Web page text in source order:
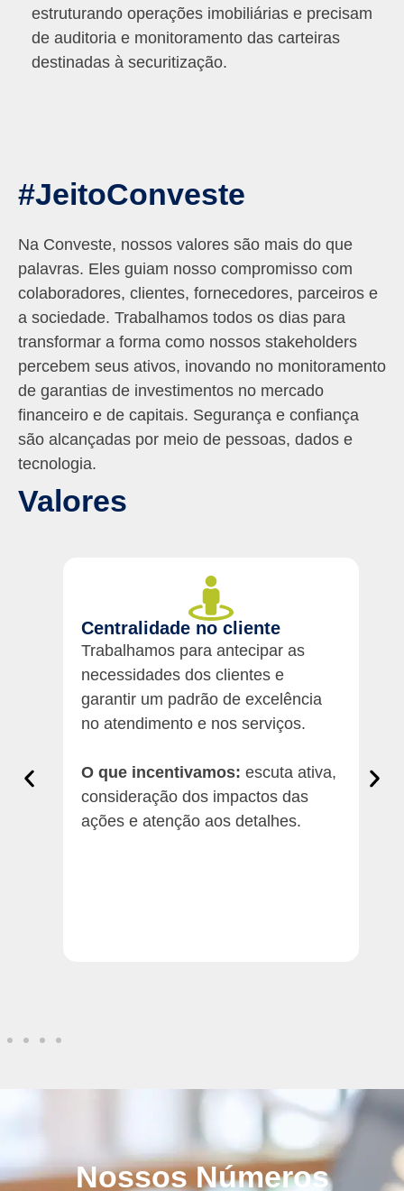
estruturando operações imobiliárias e precisam
de auditoria e monitoramento das carteiras
destinadas à securitização.
#JeitoConveste
Na Conveste, nossos valores são mais do que
palavras. Eles guiam nosso compromisso com
colaboradores, clientes, fornecedores, parceiros e
a sociedade. Trabalhamos todos os dias para
transformar a forma como nossos stakeholders
percebem seus ativos, inovando no monitoramento
de garantias de investimentos no mercado
financeiro e de capitais. Segurança e confiança
são alcançadas por meio de pessoas, dados e
tecnologia.
Valores
Centralidade no cliente
Trabalhamos para antecipar as
necessidades dos clientes e
garantir um padrão de excelência
no atendimento e nos serviços.
O que incentivamos:escuta ativa,
consideração dos impactos das
ações e atenção aos detalhes.
Nossos Números